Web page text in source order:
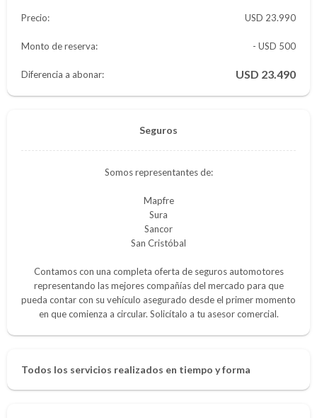
Precio: 23.990
Monto de reserva: - USD 500
Diferencia a abonar: 23.490
Seguros
Somos representantes de:
Mapfre
Sura
Sancor
San Cristóbal
Contamos con una completa oferta de seguros automotores
representando las mejores compañías del mercado para que
pueda contar con su vehículo asegurado desde el primer momento
en que comienza a circular. Solicítalo a tu asesor comercial.
Todos los servicios realizados en tiempo y forma